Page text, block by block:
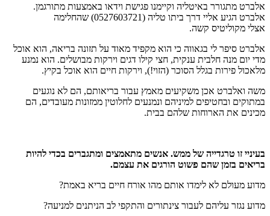
אלברט מתגורר באיטליה וקיימנו פגישת וידאו באמצעות מתורגמן.
אלברט הגיע אליי דרך ביתו טליה (0527603721) שהחלימה
אצלי מקוליטיס קשה.
אלברט סיפר לי בגאווה כי הוא מקפיד מאוד על תזונה בריאה, הוא אוכל
מדי יום מנה חלבית ענקית, חצי קילו דגים וירקות מבושלים. הוא נמנע
מלאכול פירות בגלל הסוכר (הזוי!), וירקות חיים הוא אוכל בקיץ.
משה ואלברט אכן משקיעים מאמץ עבור בריאותם, הם לא נוגעים
במתוקים ובחטיפים למיניהם ונמנעים לחלוטין ממזונות מעובדים, הם
מכינים את הארוחות שלהם בבית.
בעיניי זו טרגדייה של ממש. אנשים מתאמצים ומתגברים בכדי להיות
בריאים בזמן שהם פשוט הורגים את עצמם.
מדוע מעולם לא לימדו אותם מהו אורח חיים בריא באמת?
מדוע נגזר עליהם לעבור צינתורים והתקפי לב הניתנים למניעה?